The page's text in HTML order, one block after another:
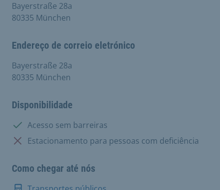
Bayerstraße 28a
80335 München
Endereço de correio eletrónico
Bayerstraße 28a
80335 München
Disponibilidade
Disponível:
Acesso sem barreiras
Não disponível:
Estacionamento para pessoas com deficiência
Como chegar até nós